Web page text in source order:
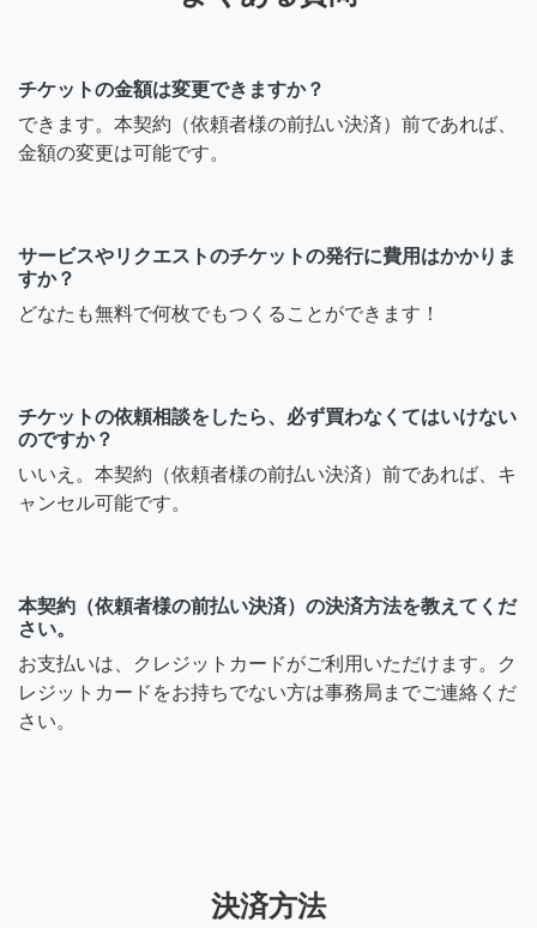
チケットの金額は変更できますか？
できます。本契約（依頼者様の前払い決済）前であれば、
金額の変更は可能です。
サービスやリクエストのチケットの発行に費用はかかりま
すか？
どなたも無料で何枚でもつくることができます！
チケットの依頼相談をしたら、必ず買わなくてはいけない
のですか？
いいえ。本契約（依頼者様の前払い決済）前であれば、キ
ャンセル可能です。
本契約（依頼者様の前払い決済）の決済方法を教えてくだ
さい。
お支払いは、クレジットカードがご利用いただけます。ク
レジットカードをお持ちでない方は事務局までご連絡くだ
さい。
決済方法